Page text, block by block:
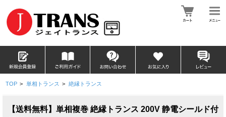
TOP > 単相トランス > 絶縁トランス
【送料無料】単相複巻 絶縁トランス 200V 静電シールド付